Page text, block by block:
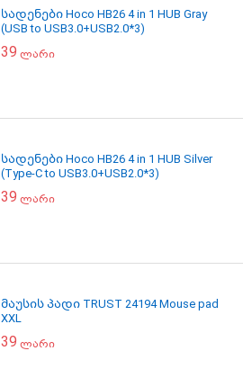
სადენები Hoco HB26 4 in 1 HUB Gray
(USB to USB3.0+USB2.0*3)
39 ლარი
სადენები Hoco HB26 4 in 1 HUB Silver
(Type-C to USB3.0+USB2.0*3)
39 ლარი
მაუსის პადი TRUST 24194 Mouse pad
XXL
39 ლარი